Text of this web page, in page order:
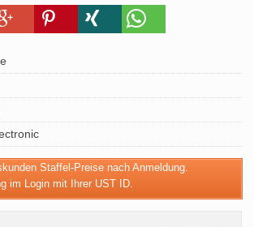
Staffel-Preise nach Anmeldung.
im Login mit Ihrer UST ID.